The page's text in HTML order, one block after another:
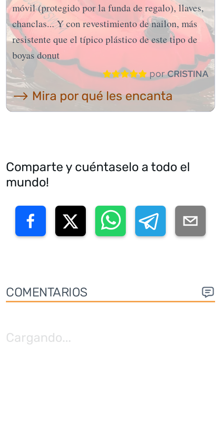
móvil (protegido por la funda de regalo), llaves,
chanclas... Y con revestimiento de nailon, más
resistente que el típico plástico de este tipo de
boyas donut
porCRISTINA
⟶ Mira por qué les encanta
Comparte y cuéntaselo a todo el
mundo!
COMENTARIOS
Cargando...